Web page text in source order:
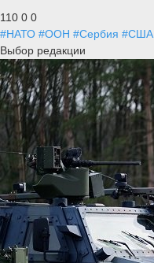
110 0 0
#НАТО #ООН #Сербия #США
Выбор редакции